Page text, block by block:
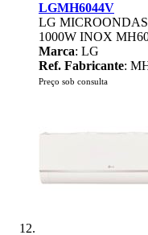
LGMH6044V
LG
1000W INOX
Marca: LG
Ref. Fabricante:
Preço sob consulta